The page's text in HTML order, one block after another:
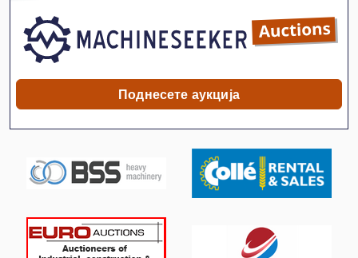
Пумпа За Колона Пумпа За Вода 27 Mh 30 Kw
Пумпа За Котли
Пумпа За Ладење
Пумпа За Шприц
Пумпа Со Висок Притисок
Резервоар За Пумпа
Поднесете аукција